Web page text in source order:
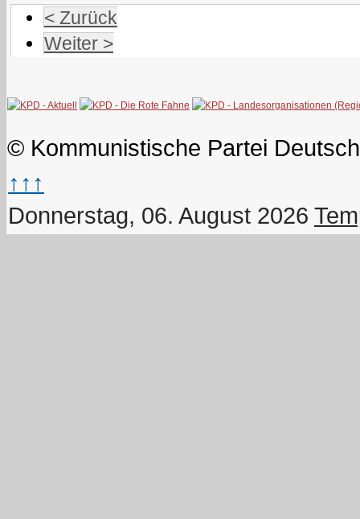
< Zurück
Weiter >
© Kommunistische Partei
↑↑↑
Donnerstag, 06. August 2026